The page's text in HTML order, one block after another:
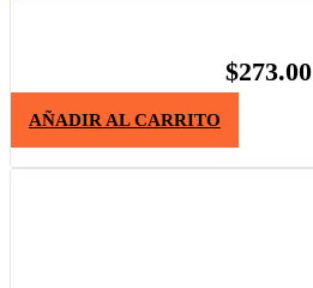
$273.00
AÑADIR AL CARRITO